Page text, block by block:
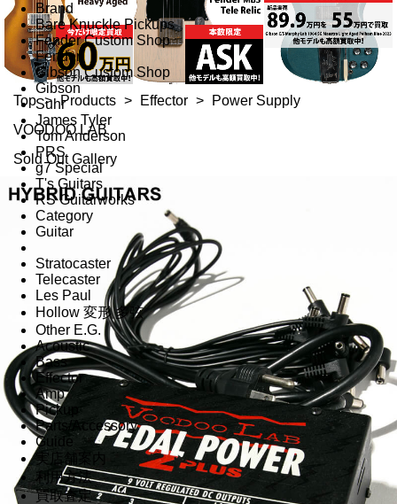
Brand
Bare Knuckle Pickups
Fender Custom Shop
Fender
Gibson Custom Shop
Gibson
Suhr
James Tyler
Tom Anderson
PRS
g7 Special
T's Guitars
RS Guitarworks
Category
Guitar
Stratocaster
Telecaster
Les Paul
Hollow 変形 多弦
Other E.G.
Acoustic
Bass
Effector
Amp
Pickup
Parts/Accessory
Guide
実店舗案内
利用方法
買取査定
Top > Products > Effector >
Power Supply
VOODOO LAB
Sold Out Gallery